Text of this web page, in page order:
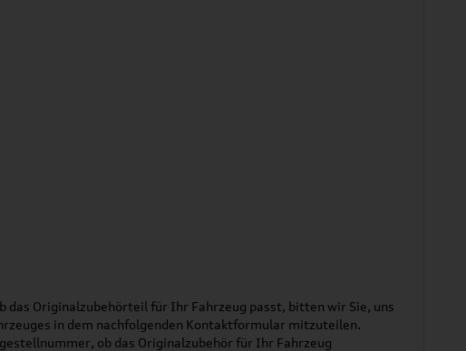
das Originalzubehörteil für Ihr Fahrzeug passt, bitten wir Sie, uns
in dem nachfolgenden Kontaktformular mitzuteilen.
ob das Originalzubehör für Ihr Fahrzeug